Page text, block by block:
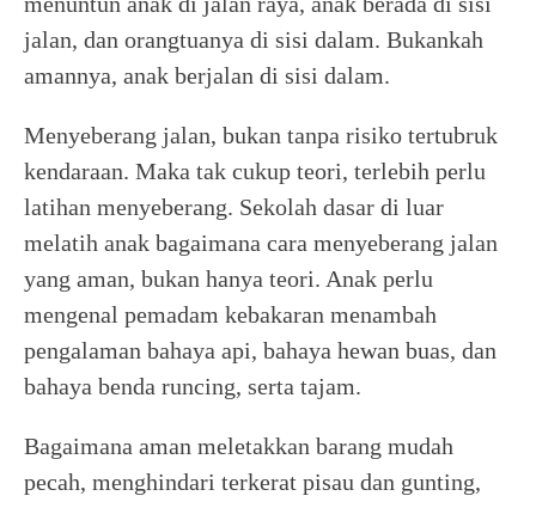
jalan, dan orangtuanya di sisi dalam. Bukankah
amannya, anak berjalan di sisi dalam.
Menyeberang jalan, bukan tanpa risiko tertubruk
kendaraan. Maka tak cukup teori, terlebih perlu
latihan menyeberang. Sekolah dasar di luar
melatih anak bagaimana cara menyeberang jalan
yang aman, bukan hanya teori. Anak perlu
mengenal pemadam kebakaran menambah
pengalaman bahaya api, bahaya hewan buas, dan
bahaya benda runcing, serta tajam.
Bagaimana aman meletakkan barang mudah
pecah, menghindari terkerat pisau dan gunting,